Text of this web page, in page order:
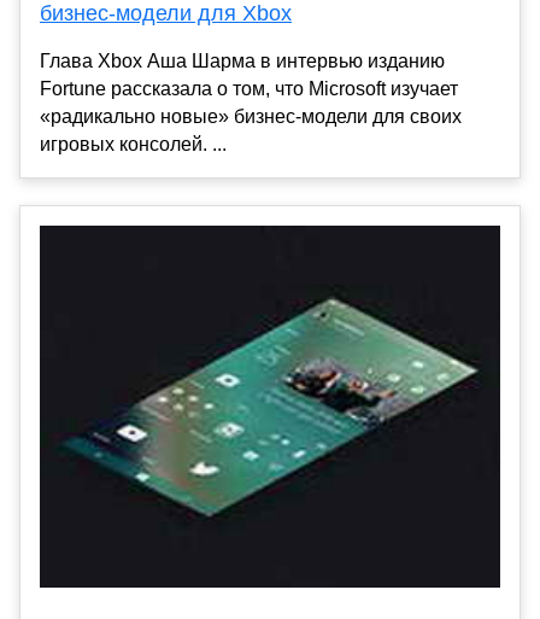
бизнес-модели для Xbox
Глава Xbox Аша Шарма в интервью изданию
Fortune рассказала о том, что Microsoft изучает
«радикально новые» бизнес-модели для своих
игровых консолей. ...